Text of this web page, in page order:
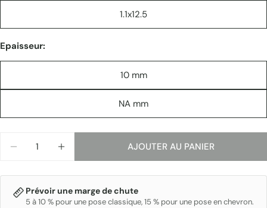
1.1x12.5
Epaisseur:
10 mm
NA mm
AJOUTER AU PANIER
Prévoir une marge de chute
5 à 10 % pour une pose classique, 15 % pour une pose en chevron.